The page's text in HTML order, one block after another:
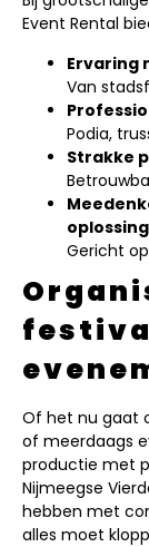
Event Rental
Ervaring
Van
Podia,
Strakke
Gericht
Of het nu gaat
of meerdaags
productie met
Nijmeegse
hebben met
alles moet